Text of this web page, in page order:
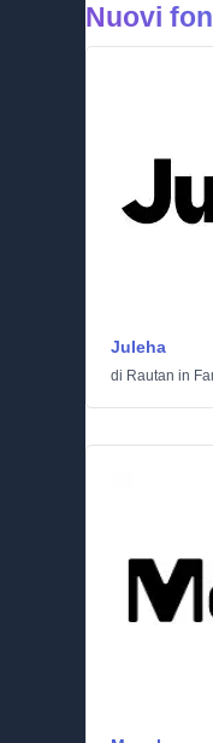
Nuovi
Juleha
di Rautan in